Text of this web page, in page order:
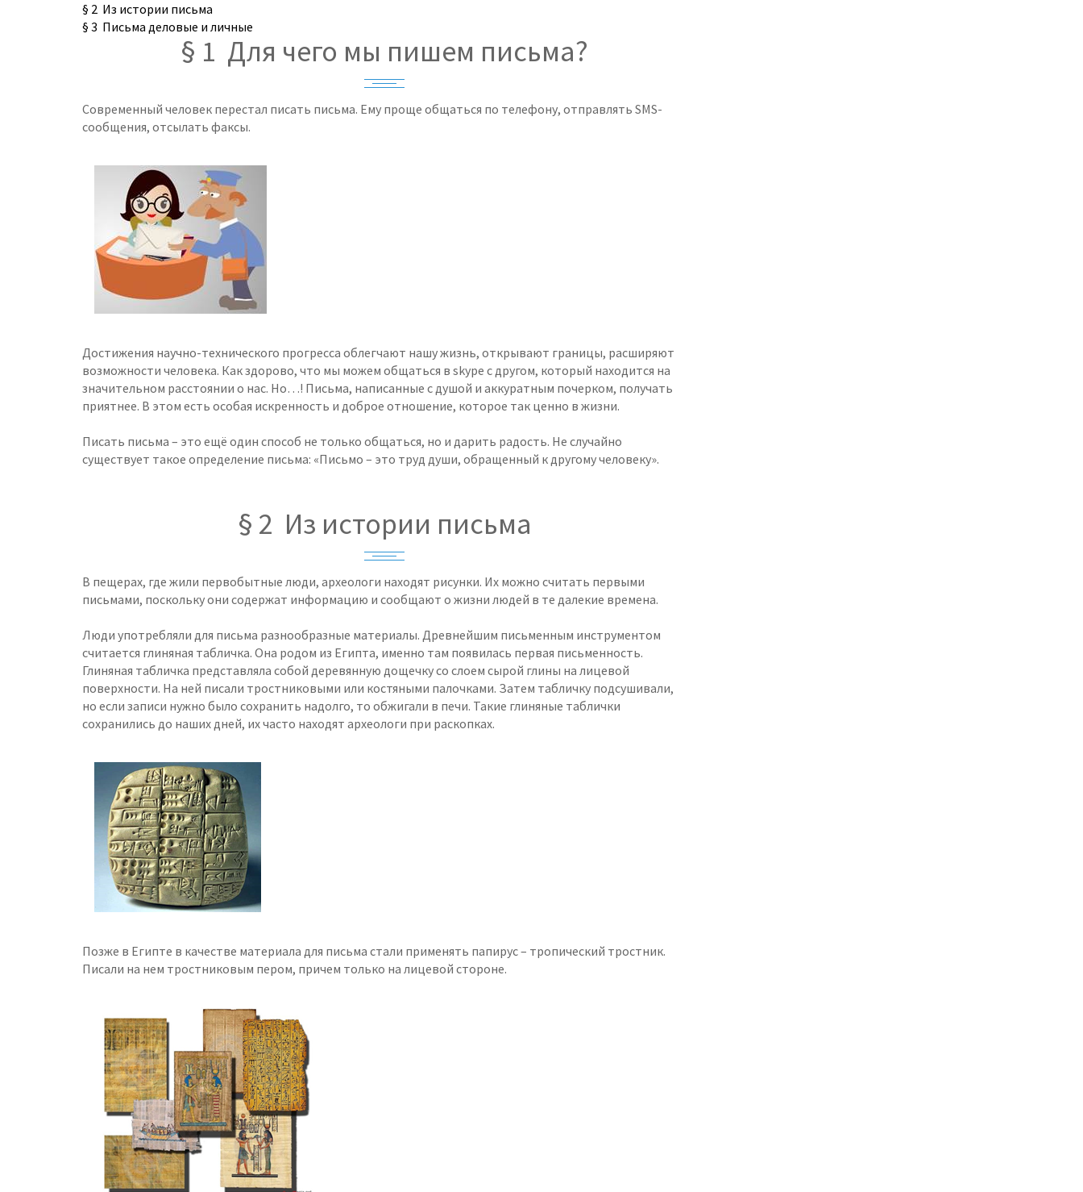
§ 2 Из истории письма
§ 3 Письма деловые и личные
§ 1 Для чего мы пишем письма?
Современный человек перестал писать письма. Ему проще общаться по телефону, отправлять SMS-
сообщения, отсылать факсы.
Достижения научно-технического прогресса облегчают нашу жизнь, открывают границы, расширяют
возможности человека. Как здорово, что мы можем общаться в skype с другом, который находится на
значительном расстоянии о нас. Но…! Письма, написанные с душой и аккуратным почерком, получать
приятнее. В этом есть особая искренность и доброе отношение, которое так ценно в жизни.
Писать письма – это ещё один способ не только общаться, но и дарить радость. Не случайно
существует такое определение письма: «Письмо – это труд души, обращенный к другому человеку».
§ 2 Из истории письма
В пещерах, где жили первобытные люди, археологи находят рисунки. Их можно считать первыми
письмами, поскольку они содержат информацию и сообщают о жизни людей в те далекие времена.
Люди употребляли для письма разнообразные материалы. Древнейшим письменным инструментом
считается глиняная табличка. Она родом из Египта, именно там появилась первая письменность.
Глиняная табличка представляла собой деревянную дощечку со слоем сырой глины на лицевой
поверхности. На ней писали тростниковыми или костяными палочками. Затем табличку подсушивали,
но если записи нужно было сохранить надолго, то обжигали в печи. Такие глиняные таблички
сохранились до наших дней, их часто находят археологи при раскопках.
Позже в Египте в качестве материала для письма стали применять папирус – тропический тростник.
Писали на нем тростниковым пером, причем только на лицевой стороне.